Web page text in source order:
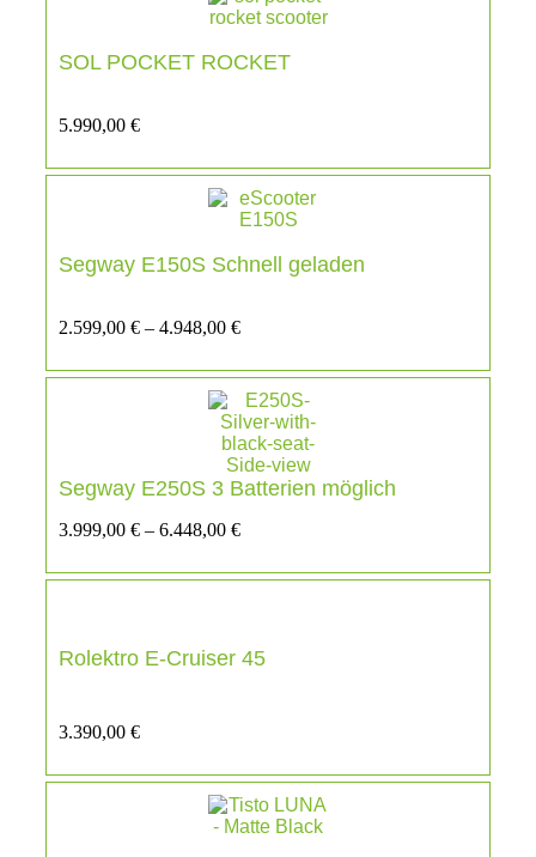
SOL POCKET ROCKET
5.990,00 €
Segway E150S Schnell geladen
2.599,00 € – 4.948,00 €
Segway E250S 3 Batterien möglich
3.999,00 € – 6.448,00 €
Rolektro E-Cruiser 45
3.390,00 €